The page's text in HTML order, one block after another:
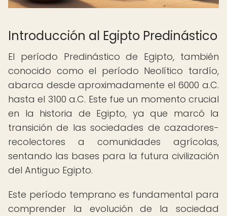
Introducción al Egipto Predinástico
El período Predinástico de Egipto, también
conocido como el período Neolítico tardío,
abarca desde aproximadamente el 6000 a.C.
hasta el 3100 a.C. Este fue un momento crucial
en la historia de Egipto, ya que marcó la
transición de las sociedades de cazadores-
recolectores a comunidades agrícolas,
sentando las bases para la futura civilización
del Antiguo Egipto.
Este período temprano es fundamental para
comprender la evolución de la sociedad